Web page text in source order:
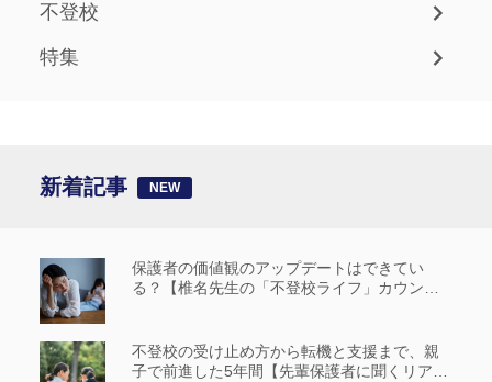
不登校
特集
新着記事
保護者の価値観のアップデートはできてい
る？【椎名先生の「不登校ライフ」カウンセ
不登校の受け止め方から転機と支援まで、親
子で前進した5年間【先輩保護者に聞くリアル